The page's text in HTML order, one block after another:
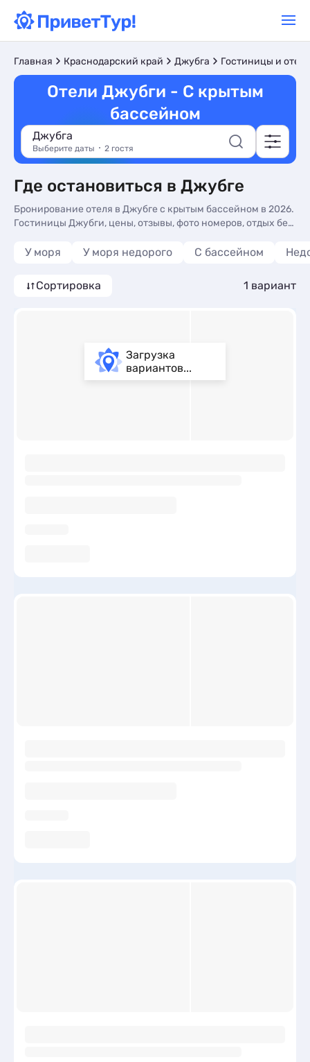
Главная Краснодарский край Джубга Гостиницы и
Отели Джубги - С крытым
бассейном
Джубга
Выберите даты 2 гостя
Где остановиться в Джубге
Бронирование отеля в Джубге с крытым бассейном в 2026.
Гостиницы Джубги, цены, отзывы, фото номеров, отдых без
У моря У моря недорого С бассейном
Сортировка 1 вариант
Загрузка
вариантов...